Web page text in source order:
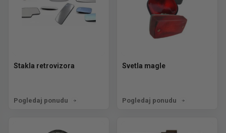
Stakla retrovizora
Pogledaj ponudu
Svetla magle
Pogledaj ponudu